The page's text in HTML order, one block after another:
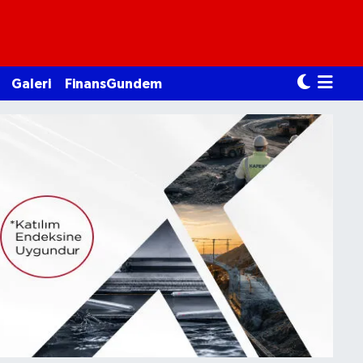
Galeri FinansGundem